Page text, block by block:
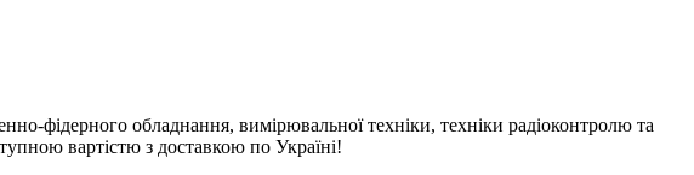
фідерного обладнання, вимірювальної техніки, техніки радіоконтролю та
вартістю з доставкою по Україні!